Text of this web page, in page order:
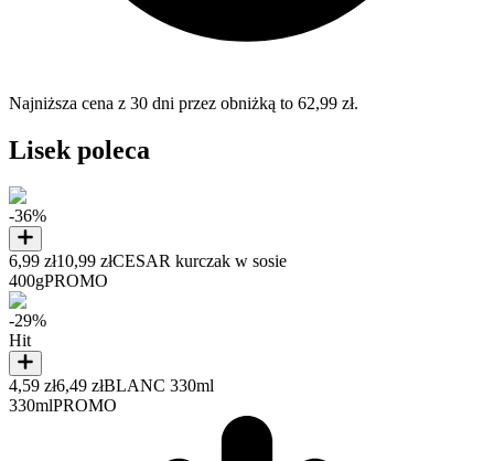
Najniższa cena z 30 dni przez obniżką to 62,99 zł.
Lisek poleca
-36%
6,99 zł10,99 złCESAR kurczak w sosie
400gPROMO
-29%
Hit
4,59 zł6,49 złBLANC 330ml
330mlPROMO